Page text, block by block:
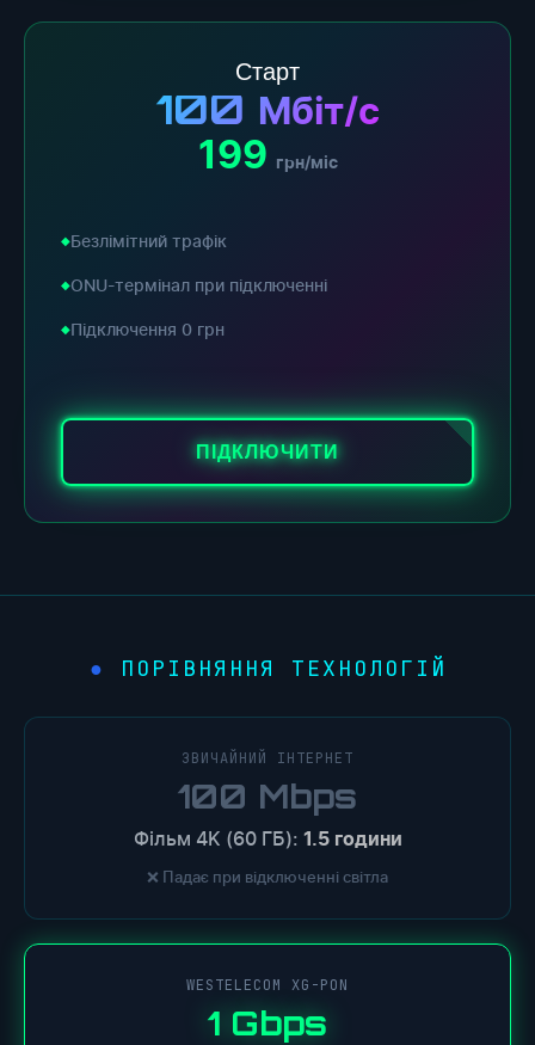
Старт
100 Мбіт/с
199 грн/міс
Безлімітний трафік
ONU-термінал при підключенні
Підключення 0 грн
ПІДКЛЮЧИТИ
ПОРІВНЯННЯ ТЕХНОЛОГІЙ
ЗВИЧАЙНИЙ ІНТЕРНЕТ
100 Mbps
Фільм 4K (60 ГБ): 1.5 години
❌ Падає при відключенні світла
WESTELECOM XG-PON
1 Gbps